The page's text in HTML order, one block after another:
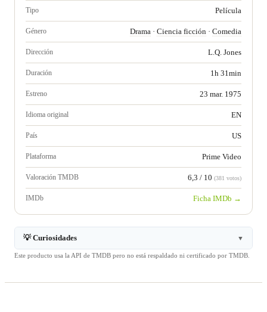
Tipo Película
Género Drama · Ciencia ficción · Comedia
Dirección L.Q. Jones
Duración 1h 31min
Estreno 23 mar. 1975
Idioma original EN
País US
Plataforma Prime Video
Valoración TMDB 6,3 / 10 (381 votos)
IMDb Ficha IMDb →
💡 Curiosidades ▼
Este producto usa la API de TMDB pero no está respaldado ni certificado por TMDB.